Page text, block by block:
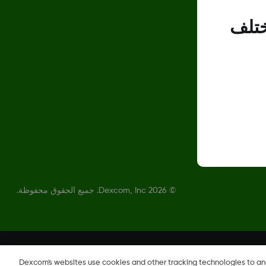
© 2026 Dexcom, Inc. جميع الحقوق محفوظة.
Dexcom's websites use cookies and other tracking technologies to